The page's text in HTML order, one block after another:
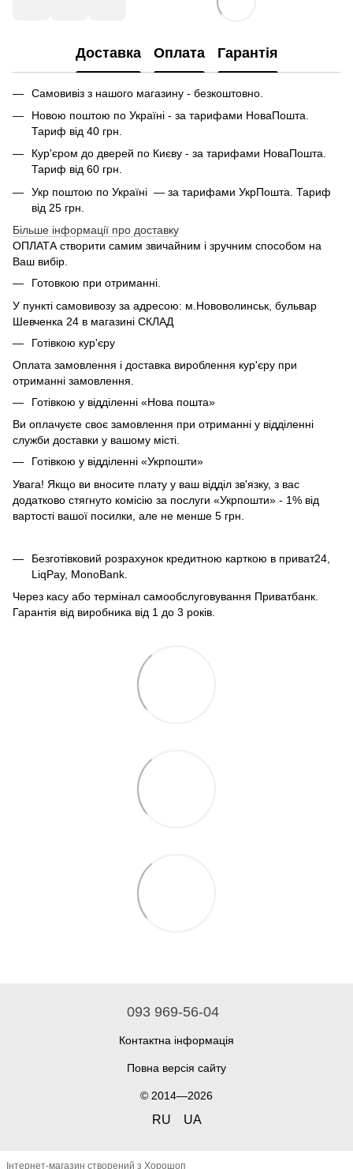
Доставка Оплата Гарантія
Самовивіз з нашого магазину - безкоштовно.
Новою поштою по Україні - за тарифами НоваПошта.
Тариф від 40 грн.
Кур'єром до дверей по Києву - за тарифами НоваПошта.
Тариф від 60 грн.
Укр поштою по Україні — за тарифами УкрПошта. Тариф
від 25 грн.
Більше інформації про доставку
ОПЛАТА створити самим звичайним і зручним способом на
Ваш вибір.
Готовкою при отриманні.
У пункті самовивозу за адресою: м.Нововолинськ, бульвар
Шевченка 24 в магазині СКЛАД
Готівкою кур'єру
Оплата замовлення і доставка вироблення кур'єру при
отриманні замовлення.
Готівкою у відділенні «Нова пошта»
Ви оплачуєте своє замовлення при отриманні у відділенні
служби доставки у вашому місті.
Готівкою у відділенні «Укрпошти»
Увага! Якщо ви вносите плату у ваш відділ зв'язку, з вас
додатково стягнуто комісію за послуги «Укрпошти» - 1% від
вартості вашої посилки, але не менше 5 грн.
Безготівковий розрахунок кредитною карткою в приват24,
LiqPay, MonoBank.
Через касу або термінал самообслуговування Приватбанк.
Гарантія від виробника від 1 до 3 років.
093 969-56-04
Контактна інформація
Повна версія сайту
© 2014—2026
RU UA
Інтернет-магазин створений з Хорошоп